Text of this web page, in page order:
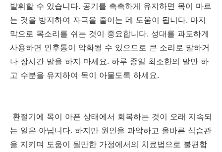
발휘할 수 있습니다. 공기를 촉촉하게 유지하면 목이 마르
는 것을 방지하여 자극을 줄이는 데 도움이 됩니다. 마지
막으로 목소리를 쉬는 것이 중요합니다. 성대를 과도하게
사용하면 인후통이 악화될 수 있으므로 큰 소리로 말하거
나 장시간 말을 하지 마세요. 하루 종일 최소한의 말만 하
고 수분을 유지하여 목이 아물도록 하세요.
환절기에 목이 아픈 상태에서 회복하는 것이 오래 지속되
는 일은 아닙니다. 하지만 원인을 파악하고 올바른 식습관
을 지키며 도움이 될만한 가정에서의 치료법으로 불편함